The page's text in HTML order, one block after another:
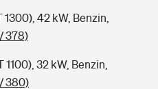
1300), 42 kW, Benzin,
378)
32 kW, Benzin,
380)